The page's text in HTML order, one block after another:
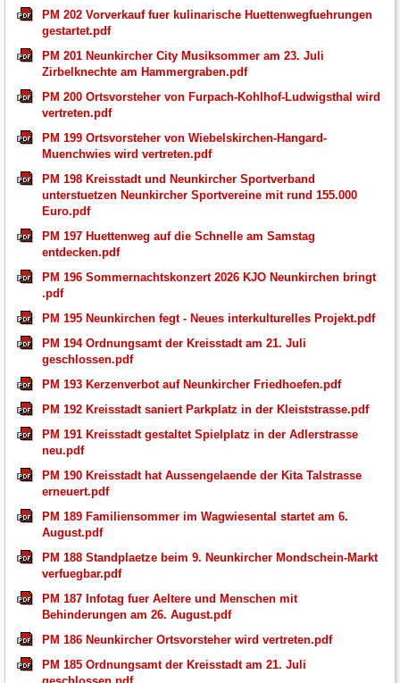
PM 202 Vorverkauf fuer kulinarische Huettenwegfuehrungen
gestartet.pdf
PM 201 Neunkircher City Musiksommer am 23. Juli
Zirbelknechte am Hammergraben.pdf
PM 200 Ortsvorsteher von Furpach-Kohlhof-Ludwigsthal wird
vertreten.pdf
PM 199 Ortsvorsteher von Wiebelskirchen-Hangard-
Muenchwies wird vertreten.pdf
PM 198 Kreisstadt und Neunkircher Sportverband
unterstuetzen Neunkircher Sportvereine mit rund 155.000
Euro.pdf
PM 197 Huettenweg auf die Schnelle am Samstag
entdecken.pdf
PM 196 Sommernachtskonzert 2026 KJO Neunkirchen bringt
.pdf
PM 195 Neunkirchen fegt - Neues interkulturelles Projekt.pdf
PM 194 Ordnungsamt der Kreisstadt am 21. Juli
geschlossen.pdf
PM 193 Kerzenverbot auf Neunkircher Friedhoefen.pdf
PM 192 Kreisstadt saniert Parkplatz in der Kleiststrasse.pdf
PM 191 Kreisstadt gestaltet Spielplatz in der Adlerstrasse
neu.pdf
PM 190 Kreisstadt hat Aussengelaende der Kita Talstrasse
erneuert.pdf
PM 189 Familiensommer im Wagwiesental startet am 6.
August.pdf
PM 188 Standplaetze beim 9. Neunkircher Mondschein-Markt
verfuegbar.pdf
PM 187 Infotag fuer Aeltere und Menschen mit
Behinderungen am 26. August.pdf
PM 186 Neunkircher Ortsvorsteher wird vertreten.pdf
PM 185 Ordnungsamt der Kreisstadt am 21. Juli